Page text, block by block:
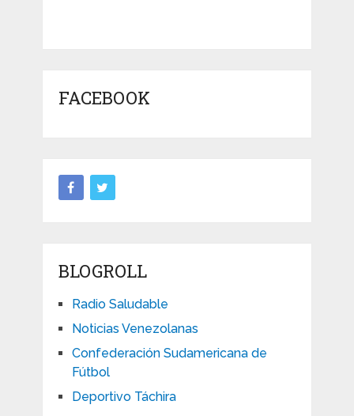
FACEBOOK
BLOGROLL
Radio Saludable
Noticias Venezolanas
Confederación Sudamericana de
Fútbol
Deportivo Táchira